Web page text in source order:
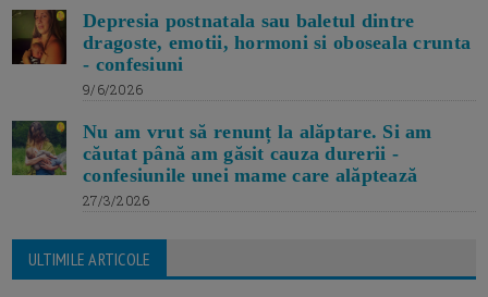
Depresia postnatala sau baletul dintre
dragoste, emotii, hormoni si oboseala crunta
- confesiuni
9/6/2026
Nu am vrut să renunț la alăptare. Si am
căutat până am găsit cauza durerii -
confesiunile unei mame care alăptează
27/3/2026
ULTIMILE ARTICOLE